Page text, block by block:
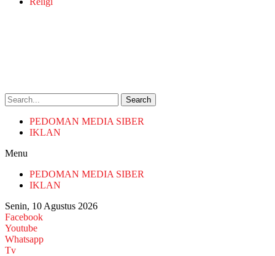
Search
PEDOMAN MEDIA SIBER
IKLAN
Menu
PEDOMAN MEDIA SIBER
IKLAN
Senin, 10 Agustus 2026
Facebook
Youtube
Whatsapp
Tv